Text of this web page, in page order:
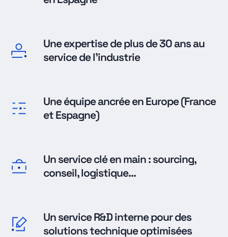
Une expertise de plus de 30 ans au
service de l'industrie
Une équipe ancrée en Europe (France
et Espagne)
Un service clé en main : sourcing,
conseil, logistique...
Un service R&D interne pour des
solutions technique optimisées